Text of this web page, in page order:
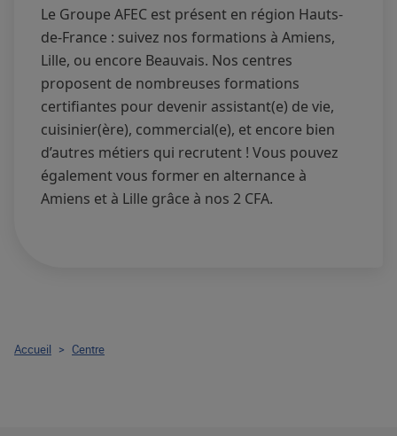
Le Groupe AFEC est présent en région Hauts-
de-France : suivez nos formations à Amiens,
Lille, ou encore Beauvais. Nos centres
proposent de nombreuses formations
certifiantes pour devenir assistant(e) de vie,
cuisinier(ère), commercial(e), et encore bien
d’autres métiers qui recrutent ! Vous pouvez
également vous former en alternance à
Amiens et à Lille grâce à nos 2 CFA.
Accueil > Centre